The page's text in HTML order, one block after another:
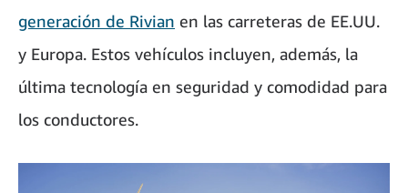
generación de Rivian en las carreteras de EE.UU.
y Europa. Estos vehículos incluyen, además, la
última tecnología en seguridad y comodidad para
los conductores.